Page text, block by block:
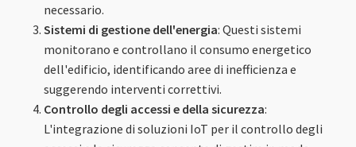
necessario.
Sistemi di gestione dell'energia: Questi sistemi
monitorano e controllano il consumo energetico
dell'edificio, identificando aree di inefficienza e
suggerendo interventi correttivi.
Controllo degli accessi e della sicurezza:
L'integrazione di soluzioni IoT per il controllo degli